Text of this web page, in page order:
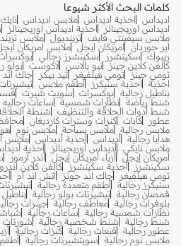
كلمات البحث الأكثر شيوعا
اديداس احذية اديداس ملابس اديداس نايك
اديداس اوريجينالز
احذية اديداس اوريجينالز
ملابس سيفينتي فايف ترينديول ملابس
اير جوردان
امريكان ايجل ملابس امريكان
ريبوك
سكيتشرز سكيتشرز رجالي
كالفن كلاين جينز نيو بالانس لاكوست بولو
تومي جينز تومي هيلفيغر تيد بيكر جاك اند
احذية
احذية سنيكرز أطقم ملابس
بناطيل رجالية بوكسرات سويت شيرت
شنط رياضة نظارات شمسية ساعات رجاليه
شنط أدوات الحلاقة والتنظيف
شنطة
عطور
كابات كنزات وسترات كارديغان
ملابس رجالية ملابس سباحة ملابس نوم
هدايا رجالية أديداس أحذية أديداس ملابس
ملابس نايكي أديداس أوريجينالز أحذية
أمريكان إيجل أزياء أمريكان إيجل أندر آرمور
سكيتشرز
أحذية سكيتشرز كالفن كلاين
تومي هيلفيغر
جاك اند جونز اتش اند ام
سنيكرز رجالية أطقم متعددة رجالية
قمصان رجالية تيشيرتات بولو رجالية
بلوفرات رجالية معاطف رجالية جينزات
نظارات شمسية رجالية
ساعات رجالية
شنط رجالية
شنط شخصية رجالية شورتات
عطور رجالية
قبعات رجالية كنزات رجالية
ملابس نوم رجالية
سويتشيرتات رجالية أطقم